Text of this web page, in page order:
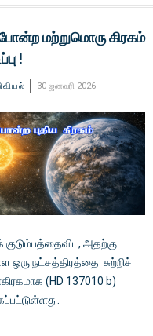
மற்றுமொரு கிரகம்
!
30 ஜனவரி 2026
குடும்பத்தைவிட, அதற்கு
ஒரு நட்சத்திரத்தை சுற்றிச்
(HD 137010 b)